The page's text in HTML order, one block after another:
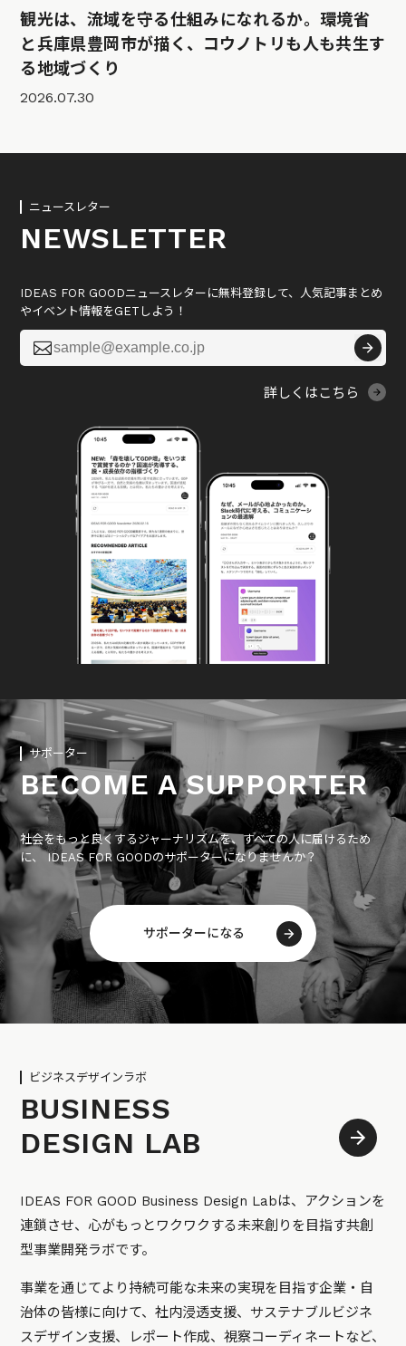
観光は、流域を守る仕組みになれるか。環境省
と兵庫県豊岡市が描く、コウノトリも人も共生す
る地域づくり
2026.07.30
ニュースレター
NEWSLETTER
IDEAS FOR GOODニュースレターに無料登録して、人気記事まとめ
やイベント情報をGETしよう！

詳しくはこちら
サポーター
BECOME A SUPPORTER
社会をもっと良くするジャーナリズムを、すべての人に届けるため
に、 IDEAS FOR GOODのサポーターになりませんか？
サポーターになる
ビジネスデザインラボ
BUSINESS
DESIGN LAB
IDEAS FOR GOOD Business Design Labは、アクションを
連鎖させ、心がもっとワクワクする未来創りを目指す共創
型事業開発ラボです。
事業を通じてより持続可能な未来の実現を目指す企業・自
治体の皆様に向けて、社内浸透支援、サステナブルビジネ
スデザイン支援、レポート作成、視察コーディネートなど、